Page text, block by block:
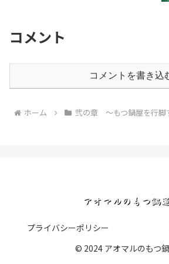
コメント
コメントを書き込
ホーム 弐の章 ～もつ鍋屋を行脚
プライバシーポリシー
© 2024 アオマルのもつ